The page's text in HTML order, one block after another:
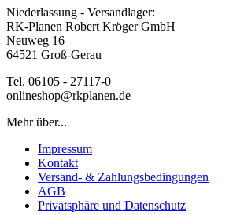
Niederlassung - Versandlager:
RK-Planen Robert Kröger GmbH
Neuweg 16
64521 Groß-Gerau
Tel. 06105 - 27117-0
onlineshop@rkplanen.de
Mehr über...
Impressum
Kontakt
Versand- & Zahlungsbedingungen
AGB
Privatsphäre und Datenschutz